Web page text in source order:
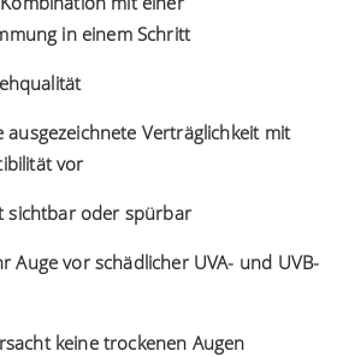
in einem Schritt
ausgezeichnete Verträglichkeit mit
vor
sichtbar oder spürbar
Auge vor schädlicher UVA- und UVB-
keine trockenen Augen